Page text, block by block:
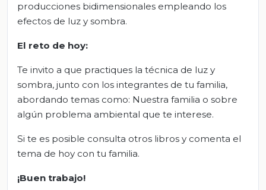
producciones bidimensionales empleando los
efectos de luz y sombra.
El reto de hoy:
Te invito a que practiques la técnica de luz y
sombra, junto con los integrantes de tu familia,
abordando temas como: Nuestra familia o sobre
algún problema ambiental que te interese.
Si te es posible consulta otros libros y comenta el
tema de hoy con tu familia.
¡Buen trabajo!